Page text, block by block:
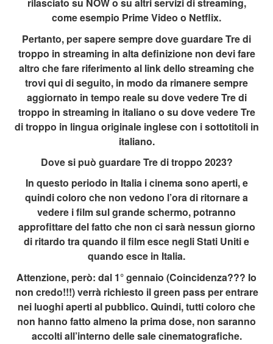
rilasciato su NOW o su altri servizi di streaming,
come esempio Prime Video o Netflix.
Pertanto, per sapere sempre dove guardare Tre di
troppo in streaming in alta definizione non devi fare
altro che fare riferimento al link dello streaming che
trovi qui di seguito, in modo da rimanere sempre
aggiornato in tempo reale su dove vedere Tre di
troppo in streaming in italiano o su dove vedere Tre
di troppo in lingua originale inglese con i sottotitoli in
italiano.
Dove si può guardare Tre di troppo 2023?
In questo periodo in Italia i cinema sono aperti, e
quindi coloro che non vedono l’ora di ritornare a
vedere i film sul grande schermo, potranno
approfittare del fatto che non ci sarà nessun giorno
di ritardo tra quando il film esce negli Stati Uniti e
quando esce in Italia.
Attenzione, però: dal 1° gennaio (Coincidenza??? Io
non credo!!!) verrà richiesto il green pass per entrare
nei luoghi aperti al pubblico. Quindi, tutti coloro che
non hanno fatto almeno la prima dose, non saranno
accolti all’interno delle sale cinematografiche.